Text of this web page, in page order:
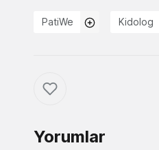
PatiWe Kidolog
Yorumlar